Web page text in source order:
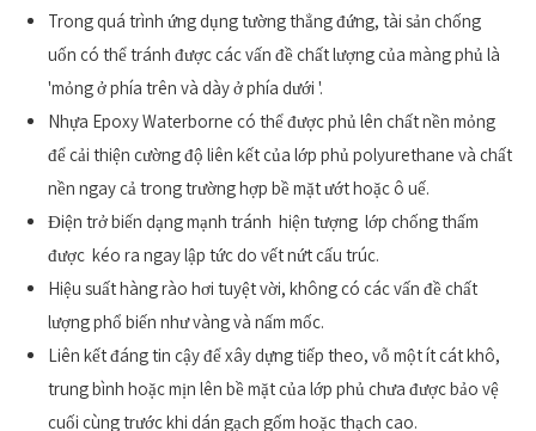
Trong quá trình ứng dụng tường thẳng đứng, tài sản chống
uốn có thể tránh được các vấn đề chất lượng của màng phủ là
'mỏng ở phía trên và dày ở phía dưới '.
Nhựa Epoxy Waterborne có thể được phủ lên chất nền mỏng
để cải thiện cường độ liên kết của lớp phủ polyurethane và chất
nền ngay cả trong trường hợp bề mặt ướt hoặc ô uế.
Điện trở biến dạng mạnh tránh hiện tượng lớp chống thấm
được kéo ra ngay lập tức do vết nứt cấu trúc.
Hiệu suất hàng rào hơi tuyệt vời, không có các vấn đề chất
lượng phổ biến như vàng và nấm mốc.
Liên kết đáng tin cậy để xây dựng tiếp theo, vỗ một ít cát khô,
trung bình hoặc mịn lên bề mặt của lớp phủ chưa được bảo vệ
cuối cùng trước khi dán gạch gốm hoặc thạch cao.